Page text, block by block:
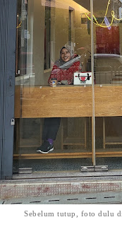
Sebelum tutup, foto dulu